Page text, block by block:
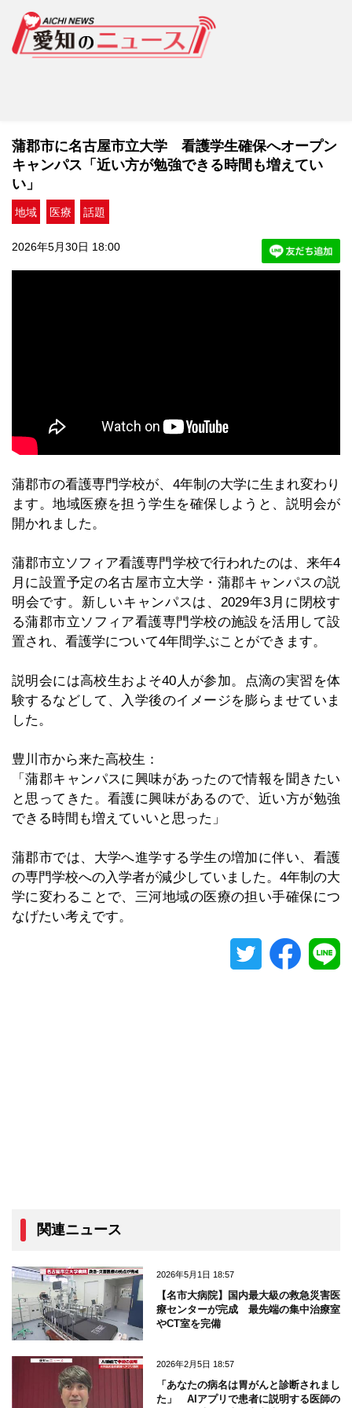
蒲郡市に名古屋市立大学 看護学生確保へオープン
キャンパス「近い方が勉強できる時間も増えてい
い」
地域 医療 話題
2026年5月30日 18:00
蒲郡市の看護専門学校が、4年制の大学に生まれ変わり
ます。地域医療を担う学生を確保しようと、説明会が
開かれました。
蒲郡市立ソフィア看護専門学校で行われたのは、来年4
月に設置予定の名古屋市立大学・蒲郡キャンパスの説
明会です。新しいキャンパスは、2029年3月に閉校す
る蒲郡市立ソフィア看護専門学校の施設を活用して設
置され、看護学について4年間学ぶことができます。
説明会には高校生およそ40人が参加。点滴の実習を体
験するなどして、入学後のイメージを膨らませていま
した。
豊川市から来た高校生：
「蒲郡キャンパスに興味があったので情報を聞きたい
と思ってきた。看護に興味があるので、近い方が勉強
できる時間も増えていいと思った」
蒲郡市では、大学へ進学する学生の増加に伴い、看護
の専門学校への入学者が減少していました。4年制の大
学に変わることで、三河地域の医療の担い手確保につ
なげたい考えです。
関連ニュース
2026年5月1日 18:57
【名市大病院】国内最大級の救急災害医
療センターが完成 最先端の集中治療室
やCT室を完備
2026年2月5日 18:57
「あなたの病名は胃がんと診断されまし
た」 AIアプリで患者に説明する医師の